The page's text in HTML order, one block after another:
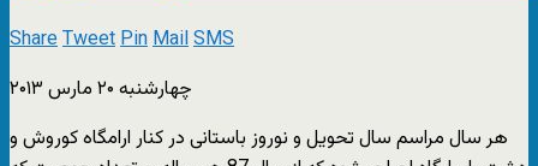
ShareTweetPinMailSMS
چهارشنبه ۲۰ مارس ۲۰۱۳
هر سال مراسم سال تحویل و نوروز باستانی در کنار ارامگاه کوروش و